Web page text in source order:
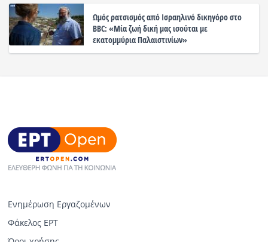
Ωμός ρατσισμός από Ισραηλινό δικηγόρο στο
BBC: «Μία ζωή δική μας ισούται με
εκατομμύρια Παλαιστινίων»
Ενημέρωση Εργαζομένων
Φάκελος ΕΡΤ